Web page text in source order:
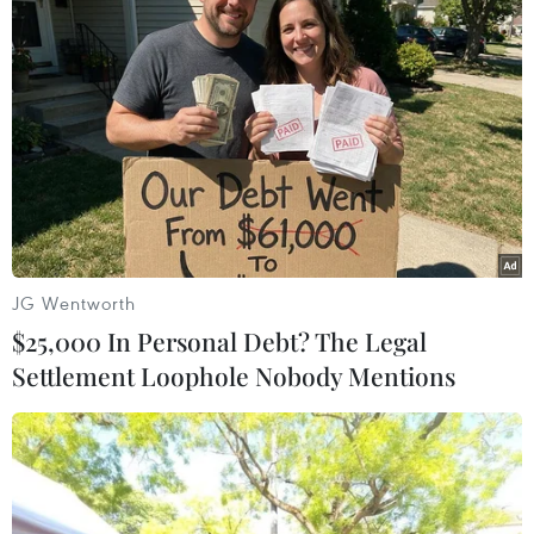
Đầu tư trên 1.000 tỷ đồng xây kè bảo vệ
hai bờ sông Cần Thơ
03/10/2014 04:56
Theo Sở Kế hoạch-Đầu tư Cần Thơ, tỉnh đầu tư trên
1.000 tỷ đồng (vốn trái phiếu Chính phủ) xây bờ kè bảo
vệ hai bờ sông Cần Thơ, công viên cạnh bờ kè.
JG Wentworth
$25,000 In Personal Debt? The Legal
Settlement Loophole Nobody Mentions